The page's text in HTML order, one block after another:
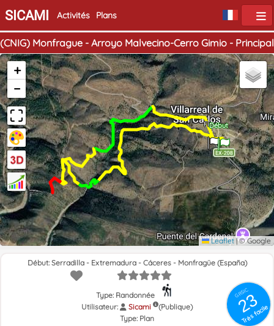
SICAMI Activités Plans
(CNIG) Monfrague - Arroyo Malvecino-Cerro Gimio - Principal
Début
Fin
+
−
Leaflet |© Google
GRSIC
23
Très facile
Début: Serradilla - Extremadura - Cáceres - Monfragüe (España)
Type: Randonnée
Utilisateur:
Sicami
(Publique)
Type: Plan